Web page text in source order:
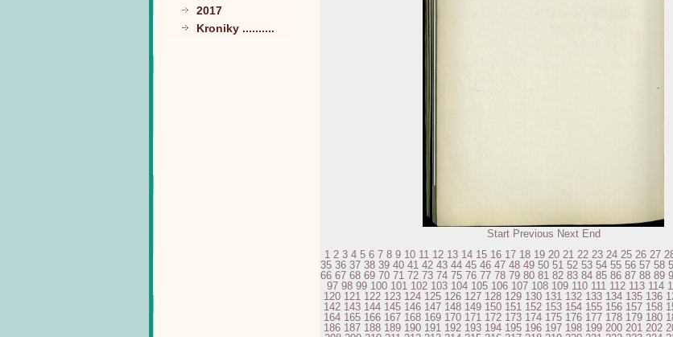
2017
Kroniky ..........
Start Previous Next End
1 2 3 4 5 6 7 8 9 10 11 12 13 14 15 16 17 18 19 20 21 22 23 24 25 26 27
35 36 37 38 39 40 41 42 43 44 45 46 47 48 49 50 51 52 53 54 55 56 57 58
66 67 68 69 70 71 72 73 74 75 76 77 78 79 80 81 82 83 84 85 86 87 88 89
97 98 99 100 101 102 103 104 105 106 107 108 109 110 111 112 113 114
120 121 122 123 124 125 126 127 128 129 130 131 132 133 134 135 136
142 143 144 145 146 147 148 149 150 151 152 153 154 155 156 157 158
164 165 166 167 168 169 170 171 172 173 174 175 176 177 178 179 180
186 187 188 189 190 191 192 193 194 195 196 197 198 199 200 201 202